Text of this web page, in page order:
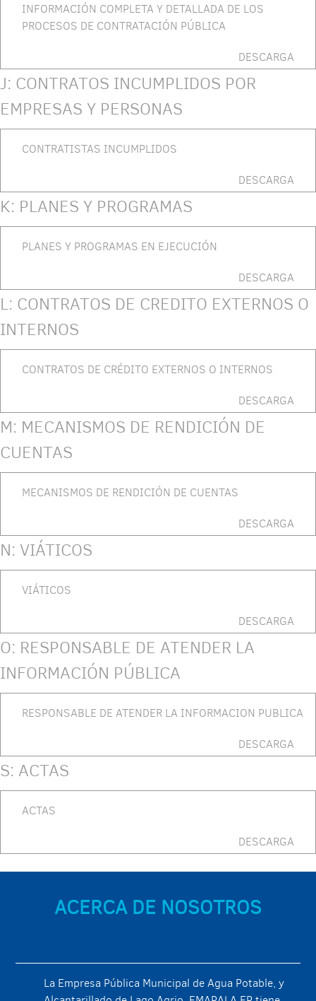
INFORMACIÓN COMPLETA Y DETALLADA DE LOS
PROCESOS DE CONTRATACIÓN PÚBLICA
DESCARGA
J: CONTRATOS INCUMPLIDOS POR
EMPRESAS Y PERSONAS
CONTRATISTAS INCUMPLIDOS
DESCARGA
K: PLANES Y PROGRAMAS
PLANES Y PROGRAMAS EN EJECUCIÓN
DESCARGA
L: CONTRATOS DE CREDITO EXTERNOS O
INTERNOS
CONTRATOS DE CRÉDITO EXTERNOS O INTERNOS
DESCARGA
M: MECANISMOS DE RENDICIÓN DE
CUENTAS
MECANISMOS DE RENDICIÓN DE CUENTAS
DESCARGA
N: VIÁTICOS
VIÁTICOS
DESCARGA
O: RESPONSABLE DE ATENDER LA
INFORMACIÓN PÚBLICA
RESPONSABLE DE ATENDER LA INFORMACION PUBLICA
DESCARGA
S: ACTAS
ACTAS
DESCARGA
ACERCA DE NOSOTROS
La Empresa Pública Municipal de Agua Potable, y